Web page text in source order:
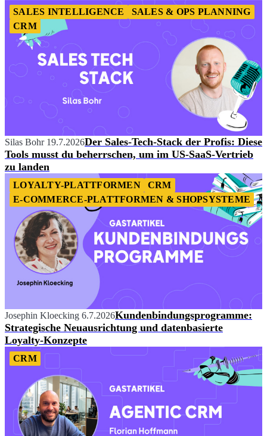
SALES INTELLIGENCE
SALES & OPS PLANNING
CRM
Silas Bohr 19.7.2026Der Sales-Tech-Stack der Profis: Diese
Tools musst du beherrschen, um im US-SaaS-Vertrieb
zu landen
LOYALTY-PLATTFORMEN
CRM
E-COMMERCE-PLATTFORMEN & SHOPSYSTEME
Josephin Kloecking 6.7.2026Kundenbindungsprogramme:
Strategische Neuausrichtung und datenbasierte
Loyalty-Konzepte
CRM